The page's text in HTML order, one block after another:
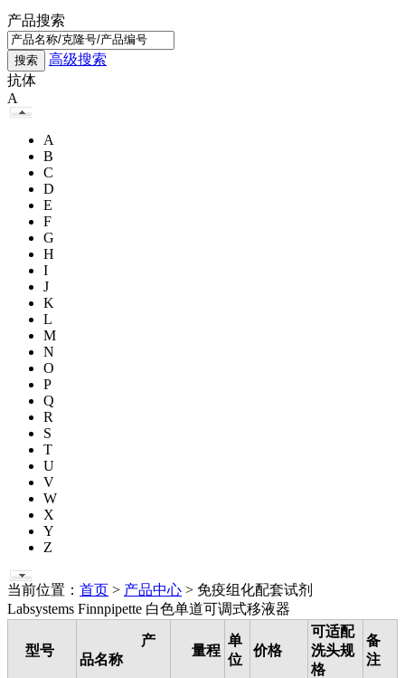
产品搜索
高级搜索
抗体
A
A
B
C
D
E
F
G
H
I
J
K
L
M
N
O
P
Q
R
S
T
U
V
W
X
Y
Z
当前位置： 首页 > 产品中心 > 免疫组化配套试剂
Labsystems Finnpipette 白色单道可调式移液器
型号
产
品名称
量程
单
位
价格
可适配
洗头规
格
备
注